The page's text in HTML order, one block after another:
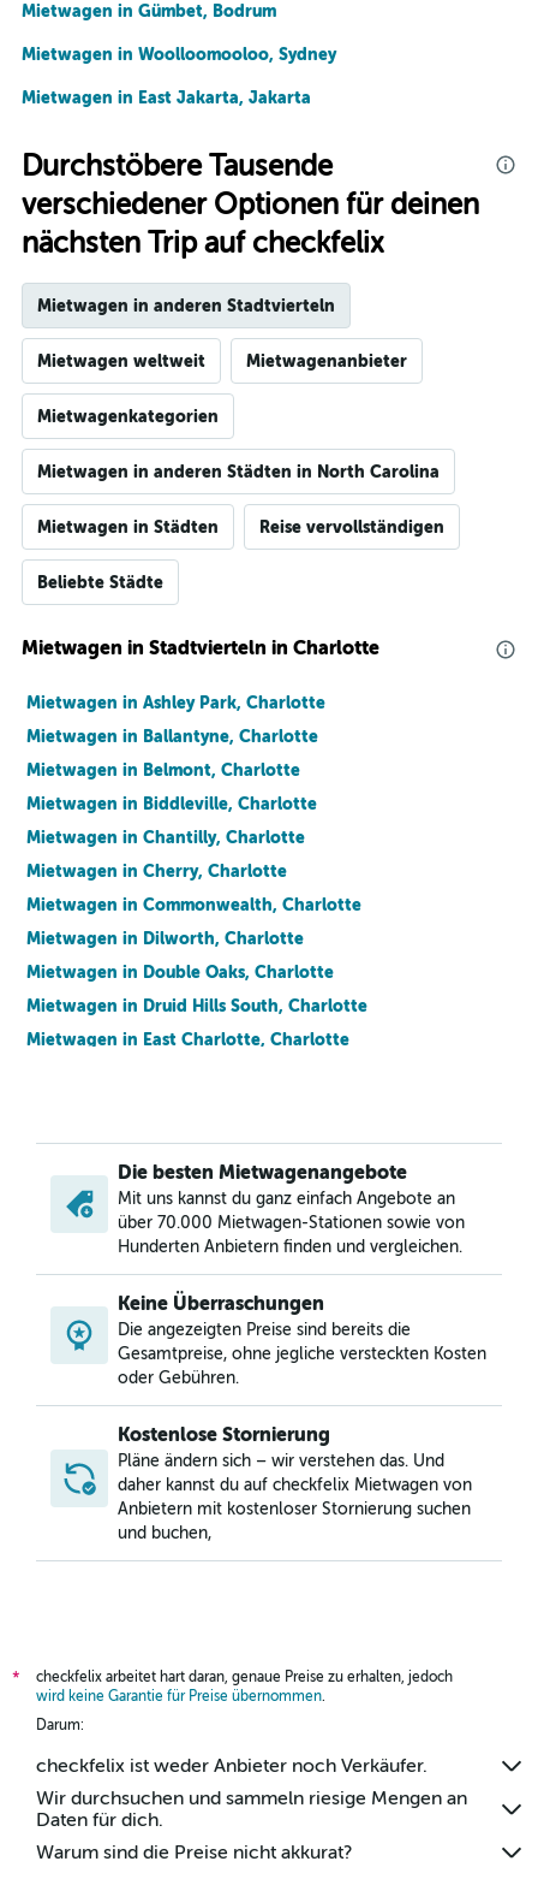
Mietwagen in Gümbet, Bodrum
Mietwagen in Woolloomooloo, Sydney
Mietwagen in East Jakarta, Jakarta
Durchstöbere Tausende
verschiedener Optionen für deinen
nächsten Trip auf checkfelix
Mietwagen in anderen Stadtvierteln
Mietwagen weltweit Mietwagenanbieter
Mietwagenkategorien
Mietwagen in anderen Städten in North Carolina
Mietwagen in Städten Reise vervollständigen
Beliebte Städte
Mietwagen in Stadtvierteln in Charlotte
Mietwagen in Ashley Park, Charlotte
Mietwagen in Ballantyne, Charlotte
Mietwagen in Belmont, Charlotte
Mietwagen in Biddleville, Charlotte
Mietwagen in Chantilly, Charlotte
Mietwagen in Cherry, Charlotte
Mietwagen in Commonwealth, Charlotte
Mietwagen in Dilworth, Charlotte
Mietwagen in Double Oaks, Charlotte
Mietwagen in Druid Hills South, Charlotte
Mietwagen in East Charlotte, Charlotte
Mietwagen in Enderly Park, Charlotte
Mietwagen in First Ward, Charlotte
Mietwagen in Fourth Ward, Charlotte
Mietwagen in Freedom Park, Charlotte
Mietwagen in Greenville, Charlotte
Mietwagen in Hidden Valley, Charlotte
Mietwagen in Lincoln Heights, Charlotte
Die besten Mietwagenangebote
Mit uns kannst du ganz einfach Angebote an
über 70.000 Mietwagen-Stationen sowie von
Hunderten Anbietern finden und vergleichen.
Keine Überraschungen
Die angezeigten Preise sind bereits die
Gesamtpreise, ohne jegliche versteckten Kosten
oder Gebühren.
Kostenlose Stornierung
Pläne ändern sich – wir verstehen das. Und
daher kannst du auf checkfelix Mietwagen von
Anbietern mit kostenloser Stornierung suchen
und buchen,
*
checkfelix arbeitet hart daran, genaue Preise zu erhalten, jedoch
wird keine Garantie für Preise übernommen.
Darum:
checkfelix ist weder Anbieter noch Verkäufer.
Wir durchsuchen und sammeln riesige Mengen an
Daten für dich.
Warum sind die Preise nicht akkurat?